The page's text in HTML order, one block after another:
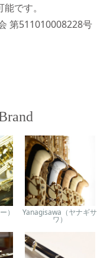
です。
第511010008228号
） Yanagisawa（ヤナギサ
ワ）